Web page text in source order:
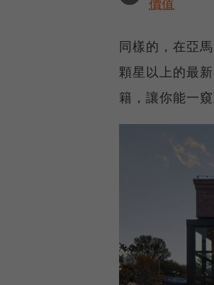
價值
同樣的，在亞
顆星以上的最
籍，讓你能一